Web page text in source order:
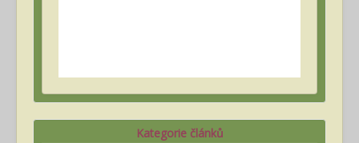
Kategorie článků